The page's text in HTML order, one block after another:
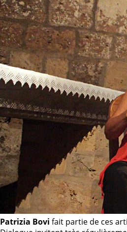
Patrizia Bovi fait partie de ces